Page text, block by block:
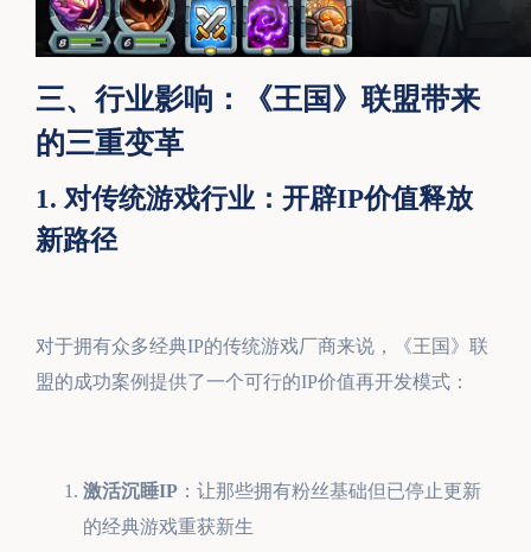
三、行业影响：《王国》联盟带来
的三重变革
1. 对传统游戏行业：开辟IP价值释放
新路径
对于拥有众多经典IP的传统游戏厂商来说，《王国》联
盟的成功案例提供了一个可行的IP价值再开发模式：
激活沉睡IP ：让那些拥有粉丝基础但已停止更新
的经典游戏重获新生